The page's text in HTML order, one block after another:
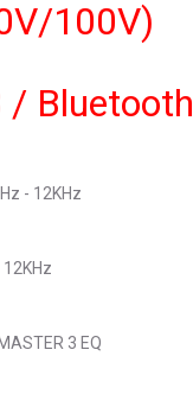
100V)
/ Bluetooth
- 12KHz
12KHz
3 EQ